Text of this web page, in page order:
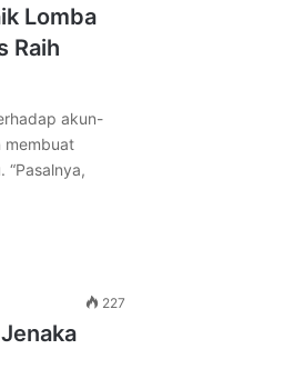
Lomba
Raih
akun-
membuat
“Pasalnya,
227